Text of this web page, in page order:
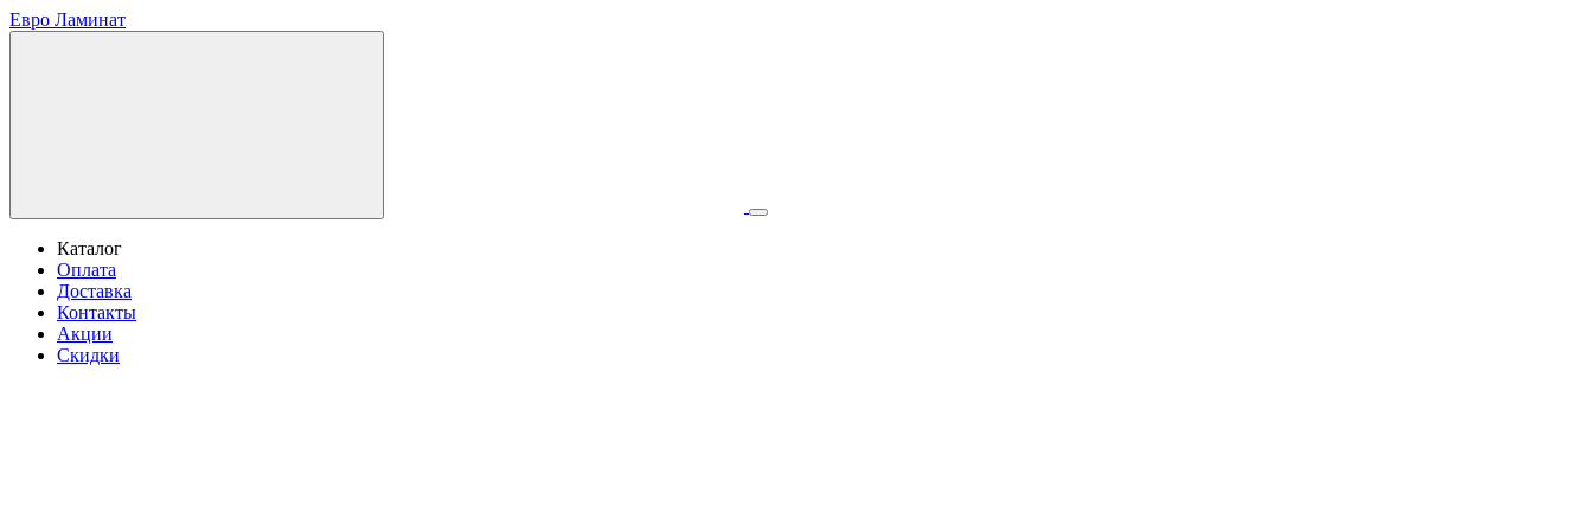
Евро Ламинат
Каталог
Оплата
Доставка
Контакты
Акции
Скидки